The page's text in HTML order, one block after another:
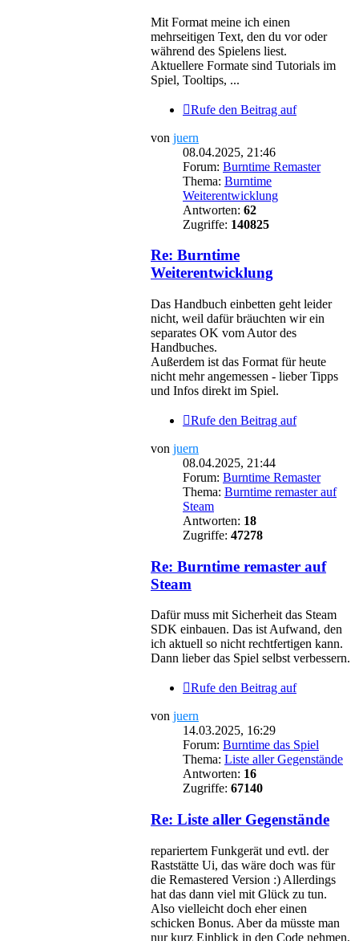
Mit Format meine ich einen
mehrseitigen Text, den du vor oder
während des Spielens liest.
Aktuellere Formate sind Tutorials im
Spiel, Tooltips, ...
Rufe den Beitrag auf
von juern
08.04.2025, 21:46
Forum: Burntime Remaster
Thema: Burntime
Weiterentwicklung
Antworten: 62
Zugriffe: 140825
Re: Burntime
Weiterentwicklung
Das Handbuch einbetten geht leider
nicht, weil dafür bräuchten wir ein
separates OK vom Autor des
Handbuches.
Außerdem ist das Format für heute
nicht mehr angemessen - lieber Tipps
und Infos direkt im Spiel.
Rufe den Beitrag auf
von juern
08.04.2025, 21:44
Forum: Burntime Remaster
Thema: Burntime remaster auf
Steam
Antworten: 18
Zugriffe: 47278
Re: Burntime remaster auf
Steam
Dafür muss mit Sicherheit das Steam
SDK einbauen. Das ist Aufwand, den
ich aktuell so nicht rechtfertigen kann.
Dann lieber das Spiel selbst verbessern.
Rufe den Beitrag auf
von juern
14.03.2025, 16:29
Forum: Burntime das Spiel
Thema: Liste aller Gegenstände
Antworten: 16
Zugriffe: 67140
Re: Liste aller Gegenstände
repariertem Funkgerät und evtl. der
Raststätte Ui, das wäre doch was für
die Remastered Version :) Allerdings
hat das dann viel mit Glück zu tun.
Also vielleicht doch eher einen
schicken Bonus. Aber da müsste man
nur kurz Einblick in den Code nehmen,